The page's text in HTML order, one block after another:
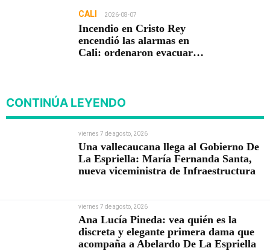
CALI 2026-08-07
Incendio en Cristo Rey
encendió las alarmas en
Cali: ordenaron evacuar
CONTINÚA LEYENDO
viernes 7 de agosto, 2026
Una vallecaucana llega al Gobierno De
La Espriella: María Fernanda Santa,
nueva viceministra de Infraestructura
viernes 7 de agosto, 2026
Ana Lucía Pineda: vea quién es la
discreta y elegante primera dama que
acompaña a Abelardo De La Espriella